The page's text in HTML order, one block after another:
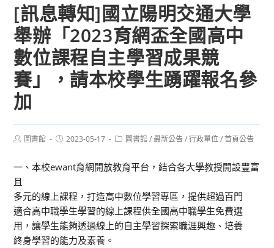
[訊息轉知]國立陽明交通大學
舉辦「2023育網盃全國高中
數位課程自主學習成果競
賽」，請本校學生踴躍報名參
加
Post圖書館
Post2023-05-17
Post圖書館 / 最新公告 / 行政單位 / 首頁公告
一、本校ewant育網開放教育平台，結合各大學教授開設豐富
且
多元的線上課程，打造高中數位學習專區，提供超過百門
適合高中職學生學習的線上課程供全國高中職學生免費選
用，讓學生能夠透過線上的自主學習探索職涯興趣、培養
終身學習的能力及素養。